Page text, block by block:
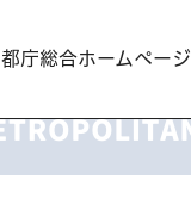
都庁総合ホームページ